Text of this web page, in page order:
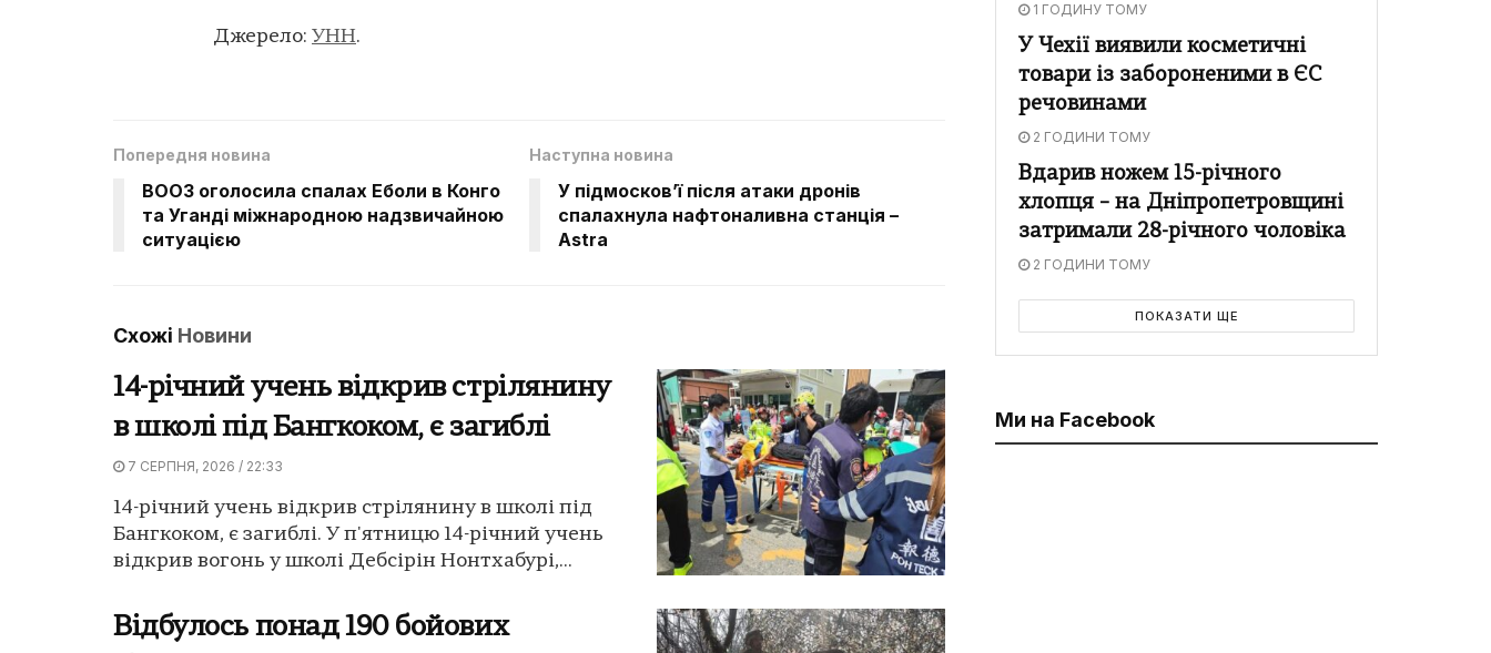
Джерело: УНН.
Попередня новина
ВООЗ оголосила спалах Еболи в Конго
та Уганді міжнародною надзвичайною
ситуацією
Наступна новина
У підмосков’ї після атаки дронів
спалахнула нафтоналивна станція –
Astra
Схожі Новини
14-річний учень відкрив стрілянину
в школі під Бангкоком, є загиблі
7 СЕРПНЯ, 2026 / 22:33
14-річний учень відкрив стрілянину в школі під
Бангкоком, є загиблі. У п'ятницю 14-річний учень
відкрив вогонь у школі Дебсірін Нонтхабурі,...
Відбулось понад 190 бойових
1 ГОДИНУ ТОМУ
У Чехії виявили косметичні
товари із забороненими в ЄС
речовинами
2 ГОДИНИ ТОМУ
Вдарив ножем 15-річного
хлопця – на Дніпропетровщині
затримали 28-річного чоловіка
2 ГОДИНИ ТОМУ
ПОКАЗАТИ ЩЕ
Ми на Facebook